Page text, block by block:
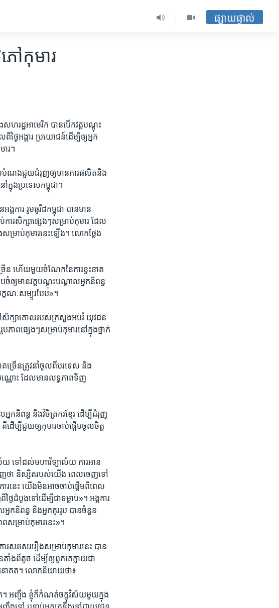
ផ្សាយផ្ទាល់
ៅ​កុមារ
ហរដ្ឋ​អាមេរិក បាន​បើក​វគ្គ​បណ្ដុះ​
ងៃ​អង្គារ ប្រយោជន៍​ដើម្បី​ឲ្យ​អ្នក
ារ។
ោលបំណង​ជួយ​ជំរុញ​ឲ្យ​មាន​ការ​ផលិត​និង​
ក្នុង​ប្រទេស​កម្ពុជា។
គការ រូមធូរីដ​កម្ពុជា បាន​មាន​
ារ​សិក្សា​ផ្សេងៗ​សម្រាប់​កុមារ​ ដែល​
ម្រាប់​កុមារ​នេះ​ឡើង។ លោក​ថ្លែង​
ន​ ហើយ​មួយ​ចំណែក​នៃ​ការ​ខ្វះ​ខាត​
ឲ្យ​មាន​វគ្គ​បណ្ដុះ​បណ្ដាល​អ្នក​និពន្ធ​
ក្ខណៈ​សម្បូរ​បែប»។
ៅ​សិក្សា​គោល​របស់​ក្រសួង​អប់រំ​ យុវជន​
ព​ផ្សេងៗ​សម្រាប់​កុមារ​នៅក្នុង​ថ្នាក់​
គច្រើន​ត្រូវ​នាំ​ចូល​ពី​បរទេស និង​
ណ្ណោះ​ ដែល​មាន​លទ្ធភាព​ទិញ​
និពន្ធ និង​វិចិត្រករ​ខ្មែរ​ ដើម្បី​ជំរុញ​
ដើម្បី​ជួយ​ឲ្យ​កុមារ​ចាប់ផ្តើម​ចូលចិត្ត​
យ ទៅដល់មហាវិទ្យាល័យ​ ការ​អាន​
ញ​ថា និស្សិត​របស់​យើង ពេល​ចេញ​ទៅ​
រ​នេះ យើង​មិន​អាច​ចាប់ផ្ដើម​ពី​ពេល​
ដំបូង​ទៅ​ដើម្បី​ជា​ទម្លាប់»។ អង្គការ​
អ្នកនិពន្ធ និង​អ្នក​គូររូប​ បាន​ចំនួន​
សម្រាប់​កុមារ​នេះ»។
សរសេរ​រឿង​សម្រាប់​កុមារ​នេះ បាន​
ង​ពីតូច ដើម្បី​ឲ្យ​ពួកគេ​ក្លាយ​ជា​
ាគត។ លោក​និយាយ​ថា៖
។ អញ្ចឹង​ ខ្ញុំ​ក៏​កំណត់​ចក្ខុវិស័យ​មួយ​ក្នុង